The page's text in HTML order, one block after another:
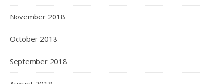
November 2018
October 2018
September 2018